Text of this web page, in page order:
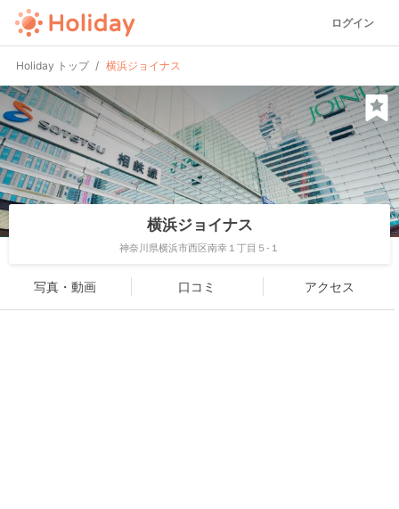
ログイン
Holiday トップ 横浜ジョイナス
横浜ジョイナス
神奈川県横浜市西区南幸１丁目５-１
写真・動画 口コミ アクセス